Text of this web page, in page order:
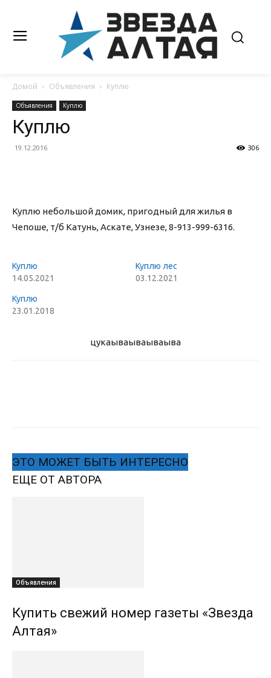
Домой Объявления Куплю
Объявления Куплю
Куплю
19.12.2016 306
Куплю небольшой домик, пригодный для жилья в
Чепоше, т/б Катунь, Аскате, Узнезе, 8-913-999-6316.
Куплю
14.05.2021
Куплю лес
03.12.2021
Куплю
23.01.2018
цукаываываываыва
ЭТО МОЖЕТ БЫТЬ ИНТЕРЕСНО
ЕЩЕ ОТ АВТОРА
Объявления
Купить свежий номер газеты «Звезда
Алтая»